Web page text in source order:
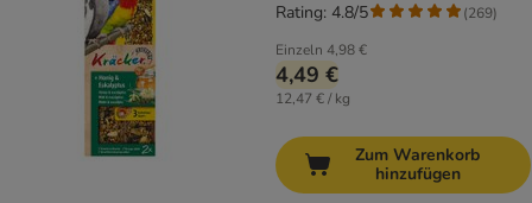
Einzeln 4,98 €
4,49 €
12,47 € / kg
Rating: 4.8/5 (269)
Zum Warenkorb
hinzufügen